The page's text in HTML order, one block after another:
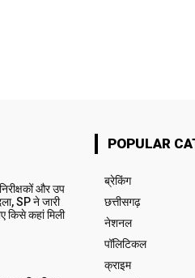
और उप
SP ने जारी
किसे कहां मिली
POPULAR
ब्रेकिंग
छत्तीसगढ़
नेशनल
पॉलिटिकल
क्राइम